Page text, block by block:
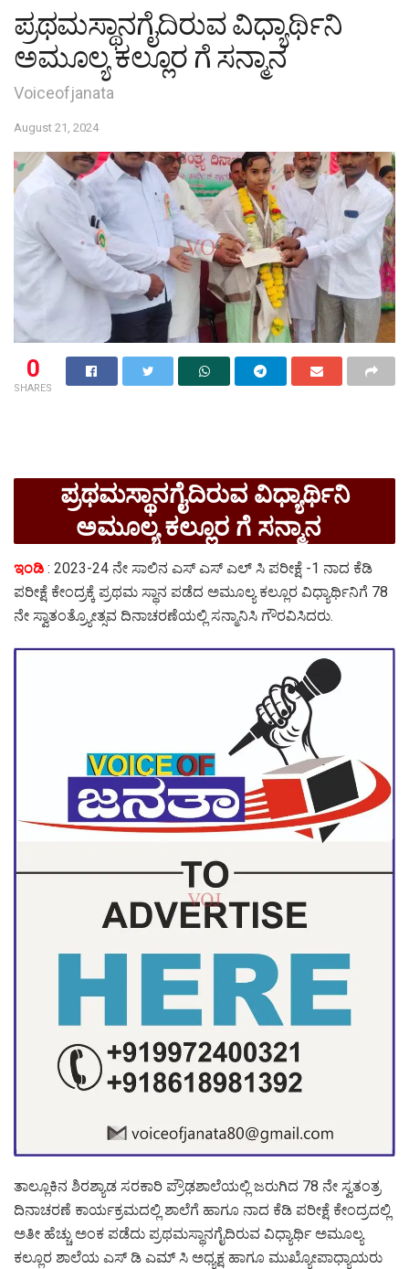
ಪ್ರಥಮಸ್ಥಾನಗೈದಿರುವ ವಿಧ್ಯಾರ್ಥಿನಿ
ಅಮೂಲ್ಯ ಕಲ್ಲೂರ ಗೆ ಸನ್ಮಾನ
Voiceofjanata
August 21, 2024
0
SHARES
ಪ್ರಥಮಸ್ಥಾನಗೈದಿರುವ ವಿಧ್ಯಾರ್ಥಿನಿ
ಅಮೂಲ್ಯ ಕಲ್ಲೂರ ಗೆ ಸನ್ಮಾನ
ಇಂಡಿ : 2023-24 ನೇ ಸಾಲಿನ ಎಸ್ ಎಸ್ ಎಲ್ ಸಿ ಪರೀಕ್ಷೆ -1 ನಾದ ಕೆಡಿ
ಪರೀಕ್ಷೆ ಕೇಂದ್ರಕ್ಕೆ ಪ್ರಥಮ ಸ್ಥಾನ ಪಡೆದ ಅಮೂಲ್ಯ ಕಲ್ಲೂರ ವಿಧ್ಯಾರ್ಥಿನಿಗೆ 78
ನೇ ಸ್ವಾತಂತ್ರ್ಯೋತ್ಸವ ದಿನಾಚರಣೆಯಲ್ಲಿ‌ ಸನ್ಮಾನಿಸಿ ಗೌರವಿಸಿದರು.
ತಾಲ್ಲೂಕಿನ ಶಿರಶ್ಯಾಡ ಸರಕಾರಿ ಪ್ರೌಢಶಾಲೆಯಲ್ಲಿ ಜರುಗಿದ 78 ನೇ ಸ್ವತಂತ್ರ
ದಿನಾಚರಣೆ‌‌ ಕಾರ್ಯಕ್ರಮದಲ್ಲಿ ಶಾಲೆಗೆ ಹಾಗೂ ನಾದ ಕೆಡಿ ಪರೀಕ್ಷೆ ಕೇಂದ್ರದಲ್ಲಿ
ಅತೀ ಹೆಚ್ಚು ಅಂಕ ಪಡೆದು ಪ್ರಥಮಸ್ಥಾನಗೈದಿರುವ ವಿಧ್ಯಾರ್ಥಿ ಅಮೂಲ್ಯ
ಕಲ್ಲೂರ ಶಾಲೆಯ ಎಸ್ ಡಿ ಎಮ್ ಸಿ ಅಧ್ಯಕ್ಷ ಹಾಗೂ ಮುಖ್ಯೋಪಾಧ್ಯಾಯರು